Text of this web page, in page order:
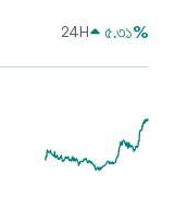
24H ৫.৩১%